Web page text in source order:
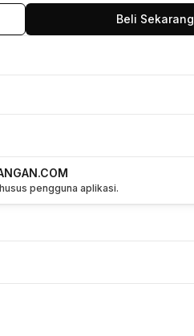
Beli Sekarang
pengguna aplikasi.